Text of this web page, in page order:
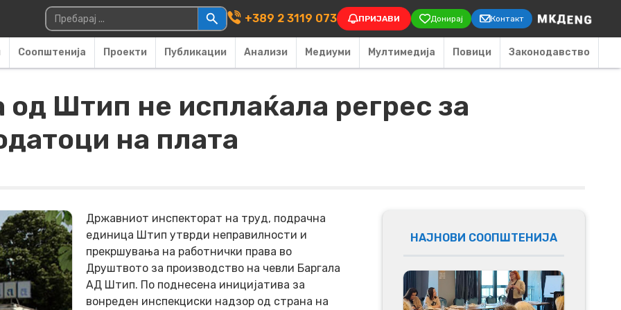
Main Navigation
Пребарувај за: +389 2 3119 073 ПРИЈАВИ Донирај Контакт
Соопштенија Проекти Публикации Анализи Медиуми Мултимедија Повици Законодавство
Штип не исплаќала регрес за
на плата
Државниот инспекторат на труд, подрачна
единица Штип утврди неправилности и
прекршувања на работнички права во
Друштвото за производство на чевли Баргала
АД Штип. По поднесена иницијатива за
вонреден инспекциски надзор од страна на
НАЈНОВИ СООПШТЕНИЈА